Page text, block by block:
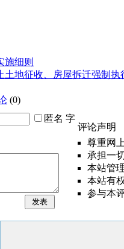
施细则
土地征收、房屋拆迁强制
(0)
匿名 字
发表
评论声明
尊重网
承担一
本站管
本站有
参与本